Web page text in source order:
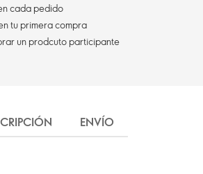
cada pedido
tu primera compra
un prodcuto participante
ENVÍO